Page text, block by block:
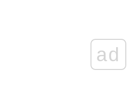
ad